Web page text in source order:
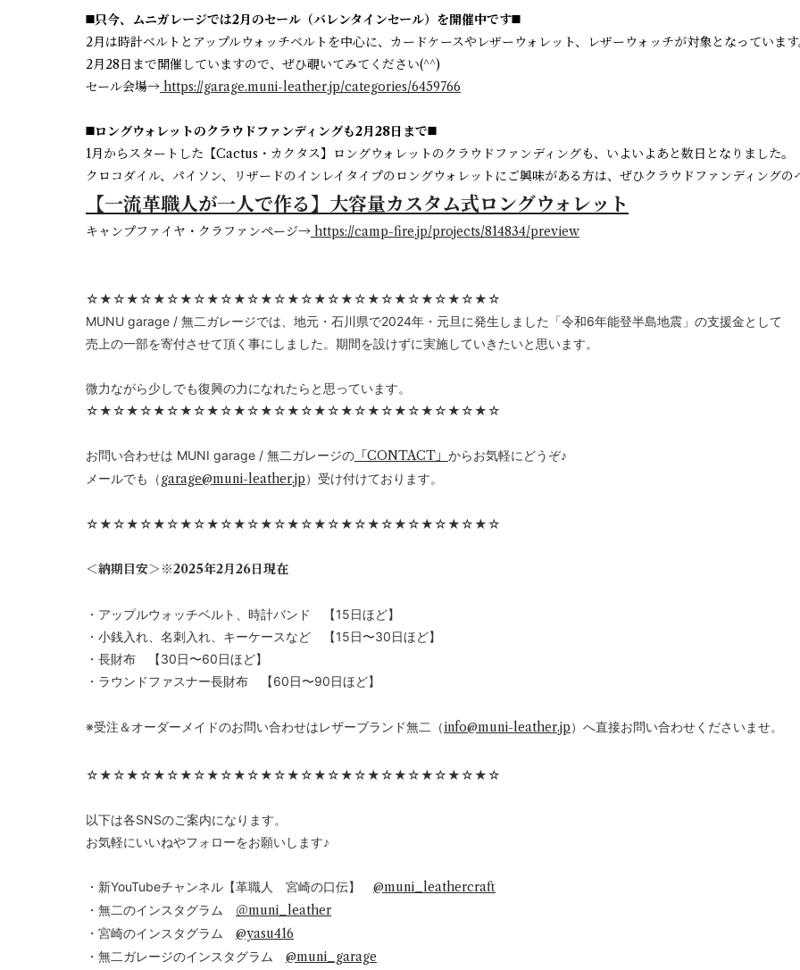
◼️只今、ムニガレージでは2月のセール（バレンタインセール）を開催中です◼️
2月は時計ベルトとアップルウォッチベルトを中心に、カードケースやレザーウォレット、レザーウォッチが対象となっています
2月28日まで開催していますので、ぜひ覗いてみてください(^^)
セール会場→ https://garage.muni-leather.jp/categories/6459766
◼️ロングウォレットのクラウドファンディングも2月28日まで◼️
1月からスタートした【Cactus・カクタス】ロングウォレットのクラウドファンディングも、いよいよあと数日となりました。
クロコダイル、パイソン、リザードのインレイタイプのロングウォレットにご興味がある方は、ぜひクラウドファンディング
【一流革職人が一人で作る】大容量カスタム式ロングウォレット
キャンプファイヤ・クラファンページ→ https://camp-fire.jp/projects/814834/preview
☆★☆★☆★☆★☆★☆★☆★☆★☆★☆★☆★☆★☆★☆★☆★☆
MUNU garage / 無二ガレージでは、地元・石川県で2024年・元旦に発生しました「令和6年能登半島地震」の支援金として
売上の一部を寄付させて頂く事にしました。期間を設けずに実施していきたいと思います。
微力ながら少しでも復興の力になれたらと思っています。
☆★☆★☆★☆★☆★☆★☆★☆★☆★☆★☆★☆★☆★☆★☆★☆
お問い合わせは MUNI garage / 無二ガレージの 「CONTACT」 からお気軽にどうぞ♪
メールでも（garage@muni-leather.jp）受け付けております。
☆★☆★☆★☆★☆★☆★☆★☆★☆★☆★☆★☆★☆★☆★☆★☆
＜納期目安＞※2025年2月26日現在
・アップルウォッチベルト、時計バンド 【15日ほど】
・小銭入れ、名刺入れ、キーケースなど 【15日〜30日ほど】
・長財布 【30日〜60日ほど】
・ラウンドファスナー長財布 【60日〜90日ほど】
※受注＆オーダーメイドのお問い合わせはレザーブランド無二（info@muni-leather.jp）へ直接お問い合わせくださいませ。
☆★☆★☆★☆★☆★☆★☆★☆★☆★☆★☆★☆★☆★☆★☆★☆
以下は各SNSのご案内になります。
お気軽にいいねやフォローをお願いします♪
・新YouTubeチャンネル【革職人 宮崎の口伝】 @muni_leathercraft
・無二のインスタグラム ＠muni_leather
・宮崎のインスタグラム @yasu416
・無二ガレージのインスタグラム @muni_garage